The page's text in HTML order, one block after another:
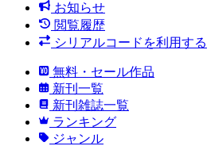
お知らせ
閲覧履歴
シリアルコードを利用する
無料・セール作品
新刊一覧
新刊雑誌一覧
ランキング
ジャンル